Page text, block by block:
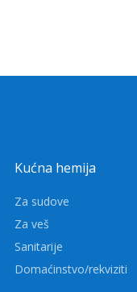
Kućna hemija
Za sudove
Za veš
Sanitarije
Domaćinstvo/rekviziti